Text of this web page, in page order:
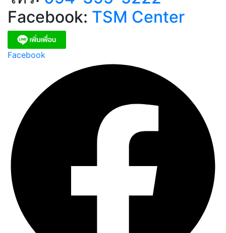
Facebook: TSM Center
Facebook